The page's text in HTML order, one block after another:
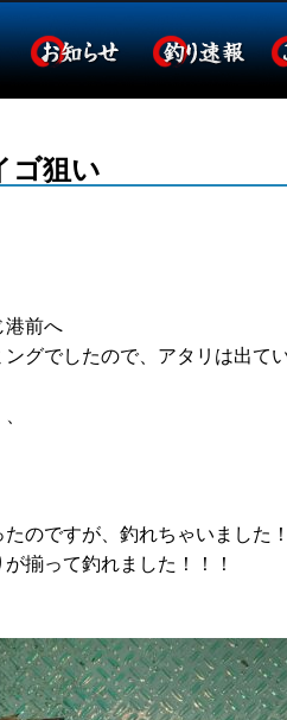
狙い
港前へ
グでしたので、アタリは出て
のですが、釣れちゃいました
揃って釣れました！！！